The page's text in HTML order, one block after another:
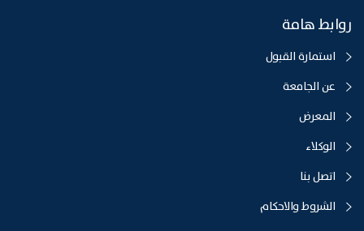
روابط هامة
استمارة القبول
عن الجامعة
المعرض
الوكلاء
اتصل بنا
الشروط والاحكام